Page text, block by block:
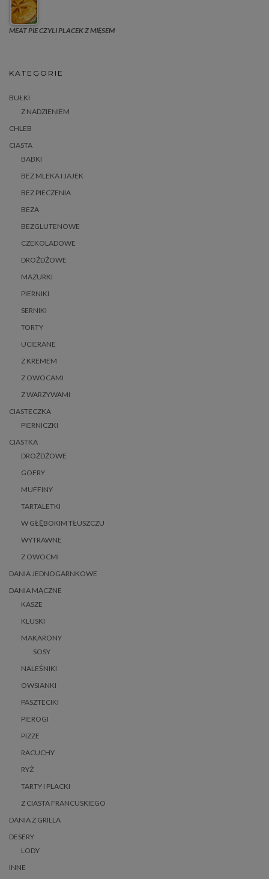
MEAT PIE CZYLI PLACEK Z MIĘSEM
KATEGORIE
BUŁKI
Z NADZIENIEM
CHLEB
CIASTA
BABKI
BEZ MLEKA I JAJEK
BEZ PIECZENIA
BEZA
BEZGLUTENOWE
CZEKOLADOWE
DROŻDŻOWE
MAZURKI
PIERNIKI
SERNIKI
TORTY
UCIERANE
Z KREMEM
Z OWOCAMI
Z WARZYWAMI
CIASTECZKA
PIERNICZKI
CIASTKA
DROŻDŻOWE
GOFRY
MUFFINY
TARTALETKI
W GŁĘBOKIM TŁUSZCZU
WYTRAWNE
Z OWOCMI
DANIA JEDNOGARNKOWE
DANIA MĄCZNE
KASZE
KLUSKI
MAKARONY
SOSY
NALEŚNIKI
OWSIANKI
PASZTECIKI
PIEROGI
PIZZE
RACUCHY
RYŻ
TARTY I PLACKI
Z CIASTA FRANCUSKIEGO
DANIA Z GRILLA
DESERY
LODY
INNE